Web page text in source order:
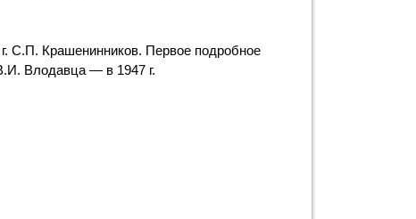
С.П. Крашенинников. Первое подробное
Влодавца — в 1947 г.